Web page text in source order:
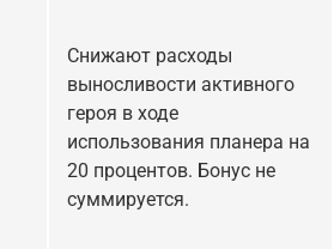
Снижают расходы
выносливости активного
героя в ходе
использования планера на
20 процентов. Бонус не
суммируется.